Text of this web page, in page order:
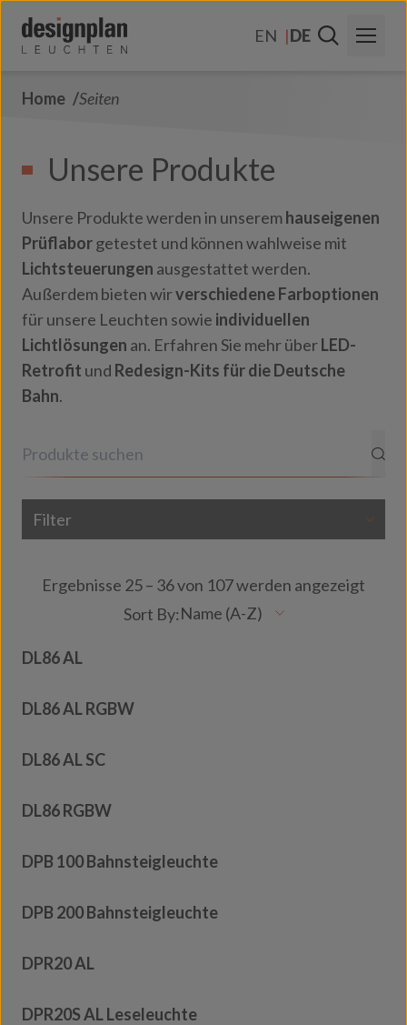
EN
DE
Kontakt
FAQs
Home Seiten
Unsere Produkte
Unsere Produkte werden in unseremhauseigenen
Prüflaborgetestet und können wahlweise mit
Lichtsteuerungen ausgestattet werden.
Außerdem bieten wirverschiedene Farboptionen
für unsere Leuchten sowie individuellen
Lichtlösungen an. Erfahren Sie mehr überLED-
Retrofit und Redesign-Kits für die Deutsche
Bahn.
Filter
Ergebnisse 25 – 36 von 107 werden angezeigt
DL86 AL
DL86 AL RGBW
DL86 AL SC
DL86 RGBW
DPB 100 Bahnsteigleuchte
DPB 200 Bahnsteigleuchte
DPR20 AL
DPR20S AL Leseleuchte